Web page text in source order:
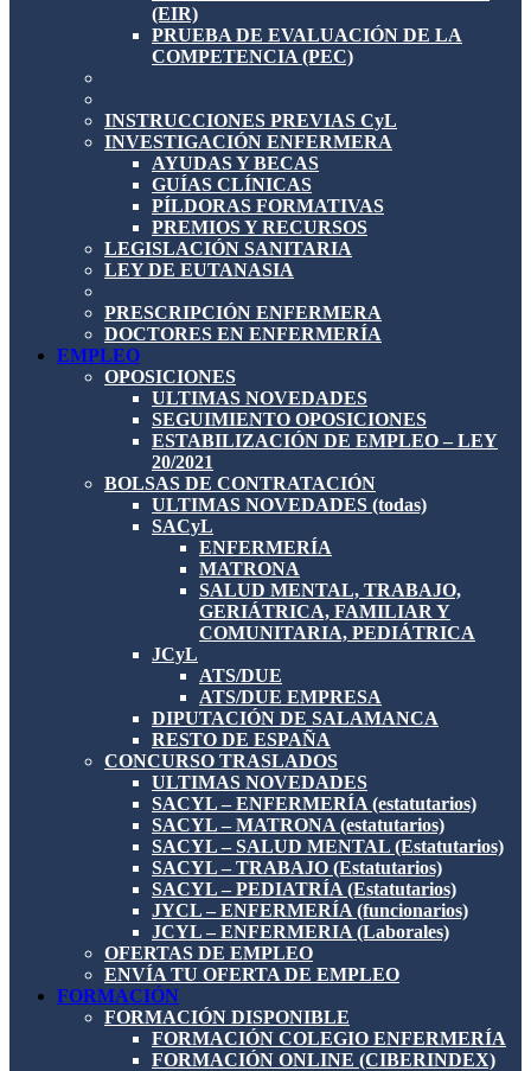
(EIR)
PRUEBA DE EVALUACIÓN DE LA
COMPETENCIA (PEC)
INSTRUCCIONES PREVIAS CyL
INVESTIGACIÓN ENFERMERA
AYUDAS Y BECAS
GUÍAS CLÍNICAS
PÍLDORAS FORMATIVAS
PREMIOS Y RECURSOS
LEGISLACIÓN SANITARIA
LEY DE EUTANASIA
PRESCRIPCIÓN ENFERMERA
DOCTORES EN ENFERMERÍA
EMPLEO
OPOSICIONES
ULTIMAS NOVEDADES
SEGUIMIENTO OPOSICIONES
ESTABILIZACIÓN DE EMPLEO – LEY
20/2021
BOLSAS DE CONTRATACIÓN
ULTIMAS NOVEDADES (todas)
SACyL
ENFERMERÍA
MATRONA
SALUD MENTAL, TRABAJO,
GERIÁTRICA, FAMILIAR Y
COMUNITARIA, PEDIÁTRICA
JCyL
ATS/DUE
ATS/DUE EMPRESA
DIPUTACIÓN DE SALAMANCA
RESTO DE ESPAÑA
CONCURSO TRASLADOS
ULTIMAS NOVEDADES
SACYL – ENFERMERÍA (estatutarios)
SACYL – MATRONA (estatutarios)
SACYL – SALUD MENTAL (Estatutarios)
SACYL – TRABAJO (Estatutarios)
SACYL – PEDIATRÍA (Estatutarios)
JYCL – ENFERMERÍA (funcionarios)
JCYL – ENFERMERIA (Laborales)
OFERTAS DE EMPLEO
ENVÍA TU OFERTA DE EMPLEO
FORMACIÓN
FORMACIÓN DISPONIBLE
FORMACIÓN COLEGIO ENFERMERÍA
FORMACIÓN ONLINE (CIBERINDEX)